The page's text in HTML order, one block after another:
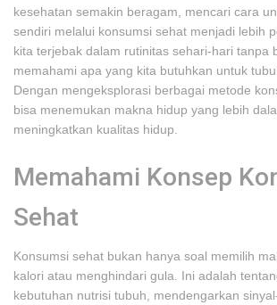
kesehatan semakin beragam, mencari cara
sendiri melalui konsumsi sehat menjadi lebih
kita terjebak dalam rutinitas sehari-hari tanpa
memahami apa yang kita butuhkan untuk
Dengan mengeksplorasi berbagai metode
bisa menemukan makna hidup yang lebih
meningkatkan kualitas hidup.
Memahami Konsep
Sehat
Konsumsi sehat bukan hanya soal memilih
kalori atau menghindari gula. Ini adalah
kebutuhan nutrisi tubuh, mendengarkan